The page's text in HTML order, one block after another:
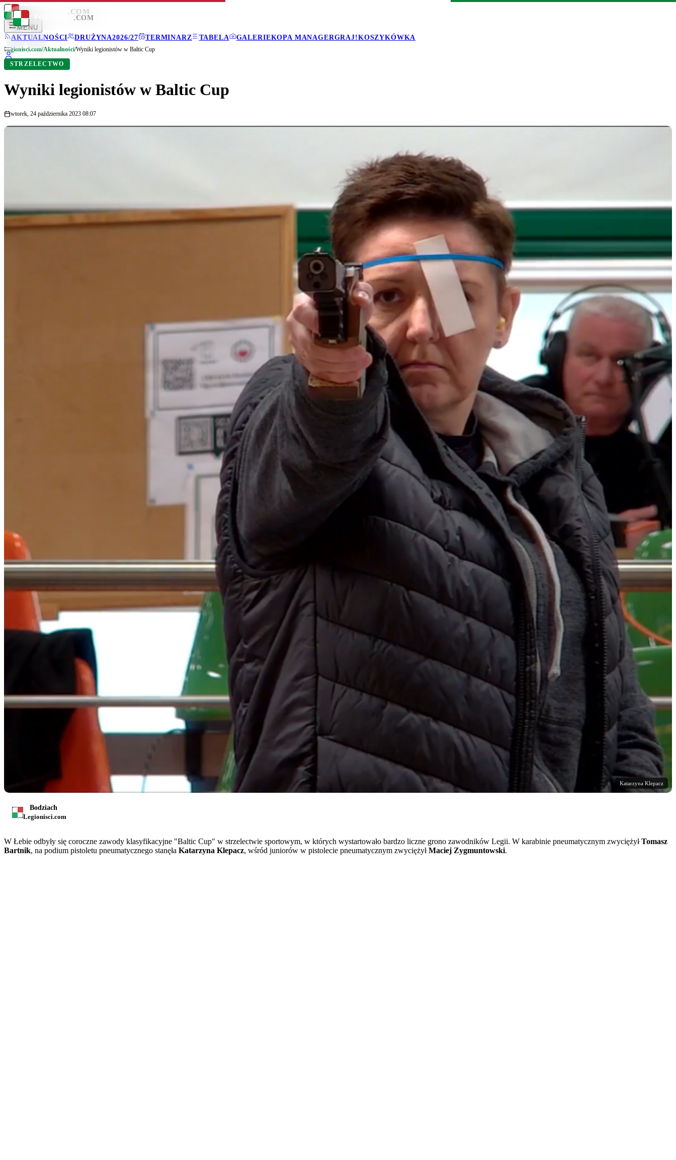
LEGIONISCI .COM
MENU
AKTUALNOŚCI
DRUŻYNA2026/27 TERMINARZ TABELA GALERIEKOPA MANAGERGRAJ!KOSZYKÓWKA
LEGIONISCI .COM
Legionisci.com/Aktualności/Wyniki legionistów w Baltic Cup
STRZELECTWO
Wyniki legionistów w Baltic Cup
wtorek, 24 października 2023 08:07
Katarzyna Klepacz
Bodziach
Legionisci.com
W Łebie odbyły się coroczne zawody klasyfikacyjne "Baltic Cup" w strzelectwie sportowym, w których wystartowało bardzo liczne grono zawodników Legii. W karabinie pneumatycznym zwyciężyłTomasz
Bartnik, na podium pistoletu pneumatycznego stanęła Katarzyna Klepacz, wśród juniorów w pistolecie pneumatycznym zwyciężyłMaciej Zygmuntowski.